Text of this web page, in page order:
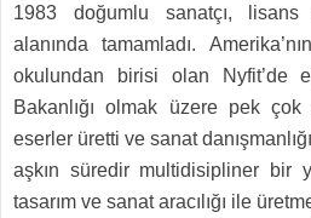
1983 doğumlu sanatçı,
alanında tamamladı.
okulundan birisi olan Nyfit’de
Bakanlığı olmak üzere pek
eserler üretti ve sanat
aşkın süredir multidisipliner bir
tasarım ve sanat aracılığı ile